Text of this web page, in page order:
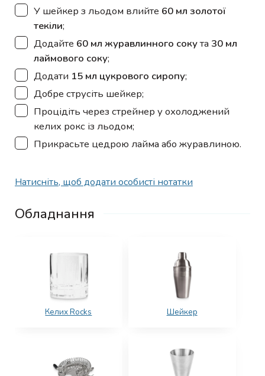
▢
У шейкер з льодом влийте 60 мл золотої
текіли;
▢
Додайте 60 мл журавлинного сокута 30 мл
лаймового соку;
▢
Додати 15 мл цукрового сиропу;
▢
Добре струсіть шейкер;
▢
Процідіть через стрейнер у охолоджений
келих рокс із льодом;
▢
Прикрасьте цедрою лайма або журавлиною.
Натисніть, щоб додати особисті нотатки
Обладнання
Келих Rocks Шейкер